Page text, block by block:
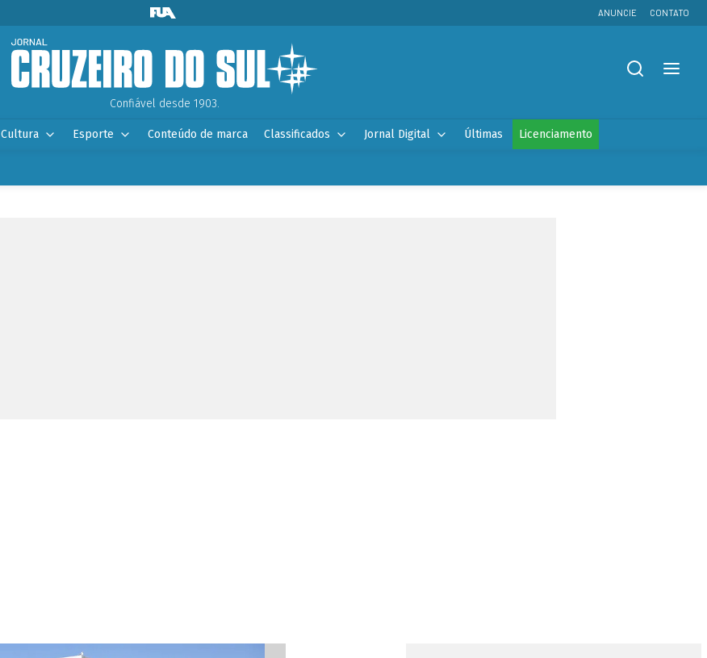
ANUNCIE CONTATO
Confiável desde 1903.
Cultura Esporte Conteúdo de marca Classificados Jornal Digital Últimas Licenciamento